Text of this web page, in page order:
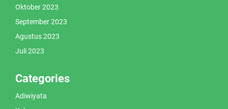
Oktober 2023
September 2023
Agustus 2023
Juli 2023
Categories
Adiwiyata